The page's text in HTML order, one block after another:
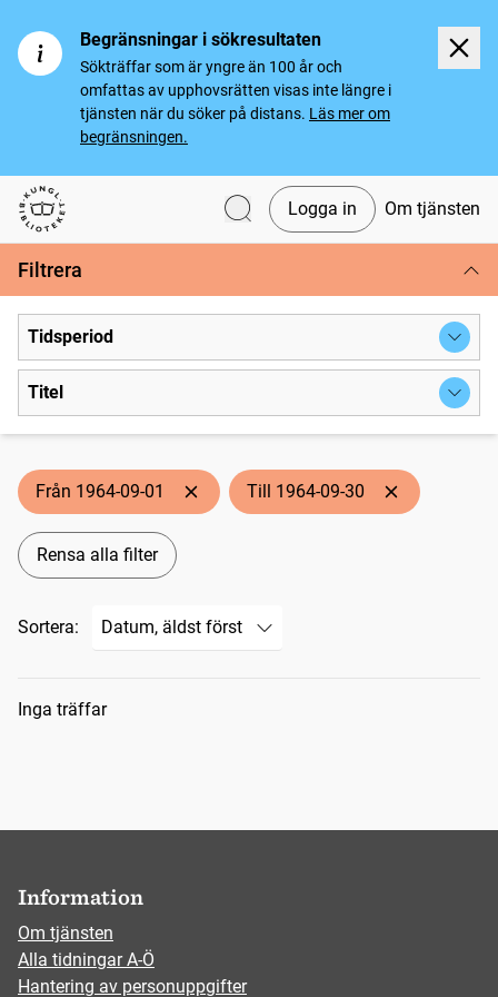
Begränsningar i sökresultaten
Sökträffar som är yngre än 100 år och
omfattas av upphovsrätten visas inte längre i
tjänsten när du söker på distans. Läs mer om
begränsningen.
Svenska tidningar
Logga in Om tjänsten
Filtrera
Tidsperiod
Titel
Från 1964-09-01 Till 1964-09-30
Rensa alla filter
Sortera:
Sökresultat
Inga träffar
Information
Om tjänsten
Alla tidningar A-Ö
Hantering av personuppgifter